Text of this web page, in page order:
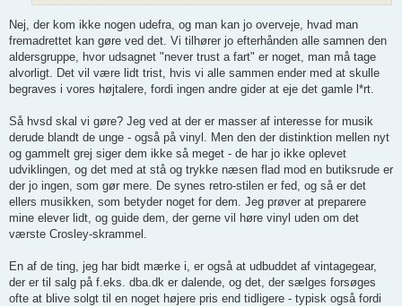
Nej, der kom ikke nogen udefra, og man kan jo overveje, hvad man
fremadrettet kan gøre ved det. Vi tilhører jo efterhånden alle samnen den
aldersgruppe, hvor udsagnet "never trust a fart" er noget, man må tage
alvorligt. Det vil være lidt trist, hvis vi alle sammen ender med at skulle
begraves i vores højtalere, fordi ingen andre gider at eje det gamle l*rt.
Så hvsd skal vi gøre? Jeg ved at der er masser af interesse for musik
derude blandt de unge - også på vinyl. Men den der distinktion mellen nyt
og gammelt grej siger dem ikke så meget - de har jo ikke oplevet
udviklingen, og det med at stå og trykke næsen flad mod en butiksrude er
der jo ingen, som gør mere. De synes retro-stilen er fed, og så er det
ellers musikken, som betyder noget for dem. Jeg prøver at preparere
mine elever lidt, og guide dem, der gerne vil høre vinyl uden om det
værste Crosley-skrammel.
En af de ting, jeg har bidt mærke i, er også at udbuddet af vintagegear,
der er til salg på f.eks. dba.dk er dalende, og det, der sælges forsøges
ofte at blive solgt til en noget højere pris end tidligere - typisk også fordi